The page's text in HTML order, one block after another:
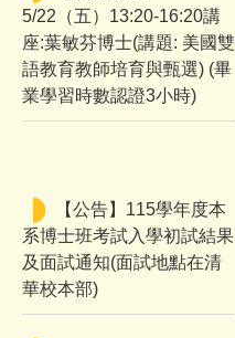
獎學金及學術補助
高中生專區
International students
5/22（五）13:20-16:20講
座:葉敏芬博士(講題: 美國雙
語教育教師培育與甄選) (畢
業學習時數認證3小時)
【公告】115學年度本
系博士班考試入學初試結果
及面試通知(面試地點在清
華校本部)